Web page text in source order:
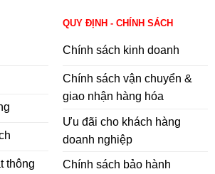
thông
QUY ĐỊNH - CHÍNH SÁCH
Chính sách kinh doanh
Chính sách vận chuyển &
giao nhận hàng hóa
Ưu đãi cho khách hàng
doanh nghiệp
Chính sách bảo hành